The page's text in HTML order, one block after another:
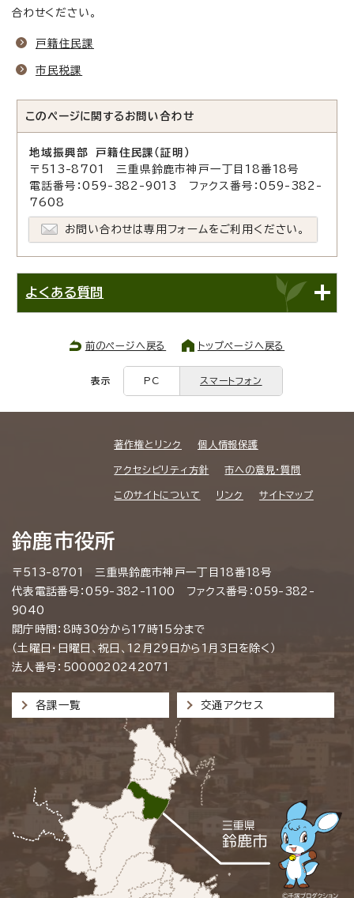
合わせください。
戸籍住民課
市民税課
このページに関する お問い合わせ
地域振興部 戸籍住民課（証明）
〒513-8701 三重県鈴鹿市神戸一丁目18番18号
電話番号：059-382-9013 ファクス番号：059-382-
7608
お問い合わせは専用フォームをご利用ください。
よくある質問
前のページへ戻る トップページへ戻る
表示 PC スマートフォン
著作権とリンク 個人情報保護
アクセシビリティ方針 市への意見・質問
このサイトについて リンク サイトマップ
鈴鹿市役所
〒513-8701 三重県鈴鹿市神戸一丁目18番18号
代表電話番号：059-382-1100 ファクス番号：059-382-
9040
開庁時間：8時30分から17時15分まで
（土曜日・日曜日、祝日、12月29日から1月3日を除く）
法人番号：5000020242071
各課一覧 交通アクセス